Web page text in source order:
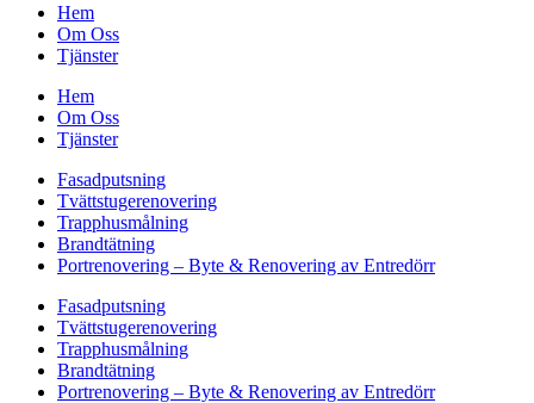
Hem
Om Oss
Tjänster
Hem
Om Oss
Tjänster
Fasadputsning
Tvättstugerenovering
Trapphusmålning
Brandtätning
Portrenovering – Byte & Renovering av Entredörr
Fasadputsning
Tvättstugerenovering
Trapphusmålning
Brandtätning
Portrenovering – Byte & Renovering av Entredörr